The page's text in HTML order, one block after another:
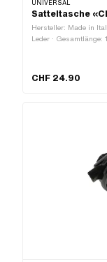
UNIVERSAL
Satteltasche
Hersteller: Made in
Leder ·
CHF 24.90